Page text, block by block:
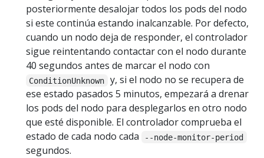
posteriormente desalojar todos los pods del nodo
si este continúa estando inalcanzable. Por defecto,
cuando un nodo deja de responder, el controlador
sigue reintentando contactar con el nodo durante
40 segundos antes de marcar el nodo con
ConditionUnknown
y, si el nodo no se recupera de
ese estado pasados 5 minutos, empezará a drenar
los pods del nodo para desplegarlos en otro nodo
que esté disponible. El controlador comprueba el
estado de cada nodo cada
--node-monitor-period
segundos.